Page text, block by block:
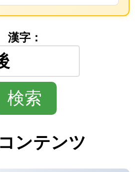
漢字：
ンテンツ